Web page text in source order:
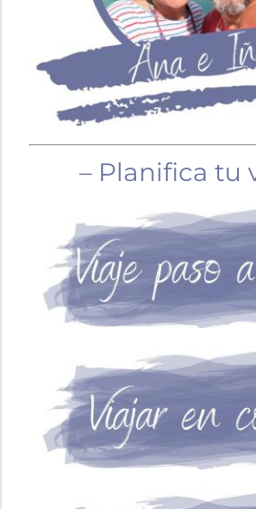
– Planifica tu